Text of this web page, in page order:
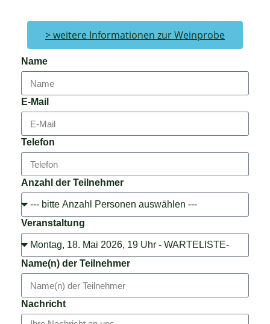
> weitere Informationen zur Weinprobe
Name
E-Mail
Telefon
Anzahl der Teilnehmer
Veranstaltung
Name(n) der Teilnehmer
Nachricht